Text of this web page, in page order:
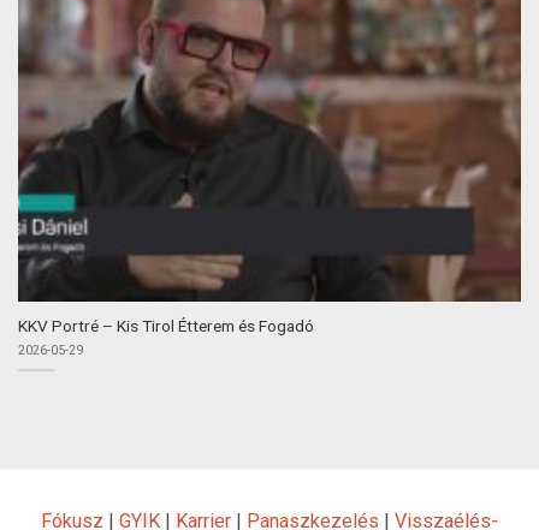
KKV Portré – Kis Tirol Étterem és Fogadó
2026-05-29
Fókusz | GYIK | Karrier | Panaszkezelés | Visszaélés-